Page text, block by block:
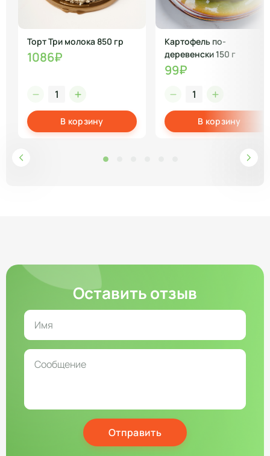
Торт Три молока 850 гр
1086₽
В корзину
Картофель по-
деревенски 150 г
99₽
В корзину
Оставить отзыв
Отправить